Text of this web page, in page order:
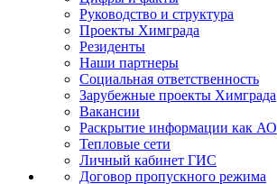
Руководство и структура
Проекты Химграда
Резиденты
Наши партнеры
Социальная ответственность
Зарубежные проекты Химграда
Вакансии
Раскрытие информации как АО
Тепловые сети
Личный кабинет ГИС
Договор пропускного режима